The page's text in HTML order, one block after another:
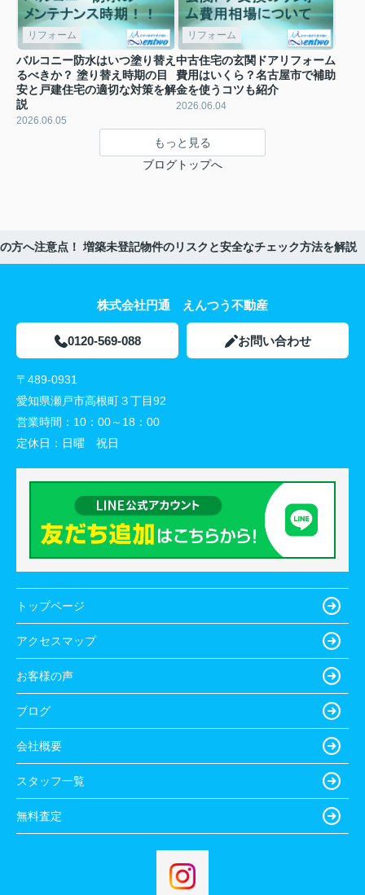
リフォーム
バルコニー防水はいつ塗り替え
るべきか？ 塗り替え時期の目
安と戸建住宅の適切な対策を解
説
2026.06.05
リフォーム
中古住宅の玄関ドアリフォーム
費用はいくら？名古屋市で補助
金を使うコツも紹介
2026.06.04
もっと見る
ブログトップへ
方へ注意点！ 増築未登記物件のリスクと安全なチェック方法を解説
株式会社円通 えんつう不動産
0120-569-088 お問い合わせ
〒489-0931
愛知県瀬戸市高根町３丁目92
営業時間： 10：00～18：00
定休日： 日曜 祝日
トップページ
アクセスマップ
お客様の声
ブログ
会社概要
スタッフ一覧
無料査定